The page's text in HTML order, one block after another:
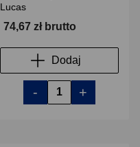
Lucas
74,67 zł brutto
Dodaj
- +